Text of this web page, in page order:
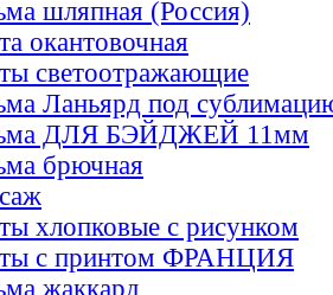
шляпная (Россия)
окантовочная
светоотражающие
Ланьярд под
ДЛЯ БЭЙДЖЕЙ 11мм
брючная
хлопковые с рисунком
с принтом ФРАНЦИЯ
жаккард